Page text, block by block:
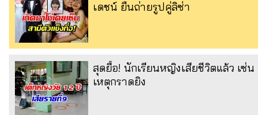
เดชน์ ยืนถ่ายรูปคู่ลิซ่า
สุดยื้อ! นักเรียนหญิงเสียชีวิตแล้ว เซ่น
เหตุกราดยิง